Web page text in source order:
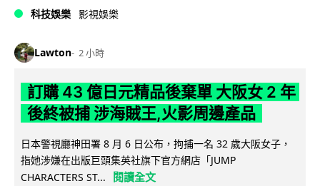
科技娛樂 影視娛樂
Lawton 2 小時
訂購 43 億日元精品後棄單 大阪女 2 年
後終被捕 涉海賊王,火影周邊產品
日本警視廳神田署 8 月 6 日公布，拘捕一名 32 歲大阪女子，
指她涉嫌在出版巨頭集英社旗下官方網店「JUMP
CHARACTERS ST...
閱讀全文